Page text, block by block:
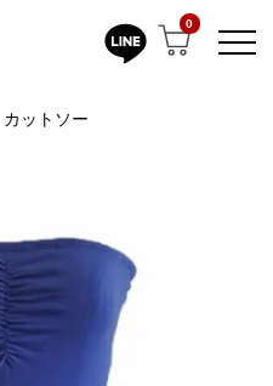
0
カットソー